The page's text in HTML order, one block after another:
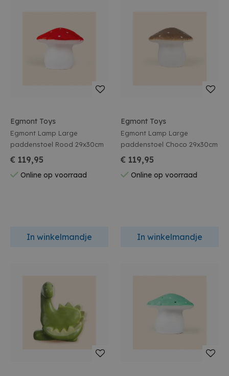
Egmont Toys
Egmont Lamp Large
paddenstoel Rood 29x30cm
€ 119,95
Online op voorraad
In winkelmandje
Egmont Toys
Egmont Lamp Large
paddenstoel Choco 29x30cm
€ 119,95
Online op voorraad
In winkelmandje